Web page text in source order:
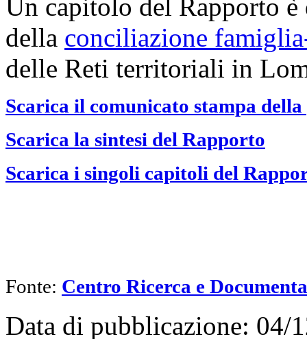
Un capitolo del Rapporto è
della conciliazione
delle Reti territoriali in
Scarica il comunicato stampa della
Scarica la sintesi del Rapporto
Scarica i singoli capitoli del
Fonte: Centro Ricerca e
Data di pubblicazione: 04/